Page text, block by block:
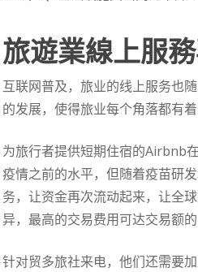
旅遊業線上服
互联网普及，旅业的线上服务也
的发展，使得旅业每个角落都有
为旅行者提供短期住宿的Airbnb
疫情之前的水平，但随着疫苗研
务，让资金再次流动起来，让全
异，最高的交易费用可达交易额的
针对贸多旅社来电，他们还需要